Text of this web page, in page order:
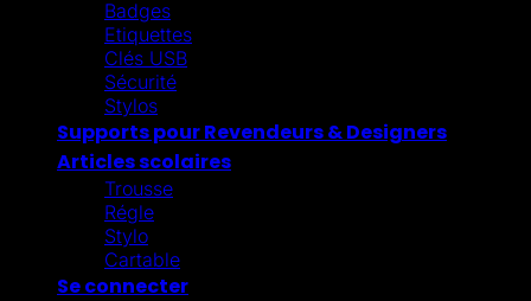
Badges
Etiquettes
Clés USB
Sécurité
Stylos
Supports pour Revendeurs & Designers
Articles scolaires
Trousse
Régle
Stylo
Cartable
Se connecter